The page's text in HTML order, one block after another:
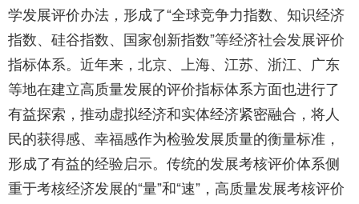
学发展评价办法，形成了“全球竞争力指数、知识经济
指数、硅谷指数、国家创新指数”等经济社会发展评价
指标体系。近年来，北京、上海、江苏、浙江、广东
等地在建立高质量发展的评价指标体系方面也进行了
有益探索，推动虚拟经济和实体经济紧密融合，将人
民的获得感、幸福感作为检验发展质量的衡量标准，
形成了有益的经验启示。传统的发展考核评价体系侧
重于考核经济发展的“量”和“速”，高质量发展考核评价